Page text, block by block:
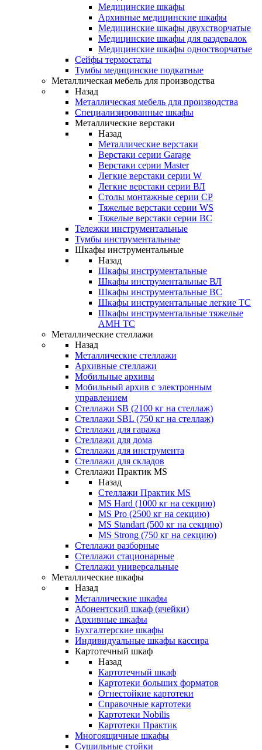
Медицинские шкафы
Архивные медицинские шкафы
Медицинские шкафы двухстворчатые
Медицинские шкафы для раздевалок
Медицинские шкафы одностворчатые
Сейфы термостаты
Тумбы медицинские подкатные
Металлическая мебель для производства
Назад
Металлическая мебель для производства
Cпециализированные шкафы
Металлические верстаки
Назад
Металлические верстаки
Верстаки серии Garage
Верстаки серии Master
Легкие верстаки серии W
Легкие верстаки серии ВЛ
Столы монтажные серии СР
Тяжелые верстаки серии WS
Тяжелые верстаки серии ВС
Тележки инструментальные
Тумбы инструментальные
Шкафы инструментальные
Назад
Шкафы инструментальные
Шкафы инструментальные ВЛ
Шкафы инструментальные ВС
Шкафы инструментальные легкие ТС
Шкафы инструментальные тяжелые
AMH TC
Металлические стеллажи
Назад
Металлические стеллажи
Архивные стеллажи
Мобильные архивы
Мобильный архив с электронным
управлением
Стеллажи SB (2100 кг на стеллаж)
Стеллажи SBL (750 кг на стеллаж)
Стеллажи для гаража
Стеллажи для дома
Стеллажи для инструмента
Стеллажи для складов
Стеллажи Практик MS
Назад
Стеллажи Практик MS
MS Hard (1000 кг на секцию)
MS Pro (2500 кг на секцию)
MS Standart (500 кг на секцию)
MS Strong (750 кг на секцию)
Стеллажи разборные
Стеллажи стационарные
Стеллажи универсальные
Металлические шкафы
Назад
Металлические шкафы
Абонентский шкаф (ячейки)
Архивные шкафы
Бухгалтерские шкафы
Индивидуальные шкафы кассира
Картотечный шкаф
Назад
Картотечный шкаф
Картотеки больших форматов
Огнестойкие картотеки
Справочные картотеки
Картотеки Nobilis
Картотеки Практик
Многоящичные шкафы
Сушильные стойки